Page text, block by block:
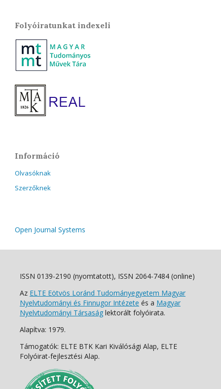
Folyóiratunkat indexeli
Információ
Olvasóknak
Szerzőknek
Open Journal Systems
ISSN 0139-2190 (nyomtatott), ISSN 2064-7484 (online)
Az ELTE Eötvös Loránd Tudományegyetem Magyar
Nyelvtudományi és Finnugor Intézete és a Magyar
Nyelvtudományi Társaság lektorált folyóirata.
Alapítva: 1979.
Támogatók: ELTE BTK Kari Kiválósági Alap, ELTE
Folyóirat-fejlesztési Alap.